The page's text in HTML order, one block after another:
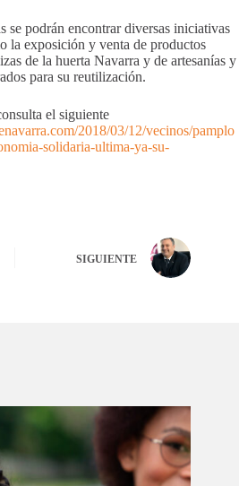
se podrán encontrar diversas iniciativas
la exposición y venta de productos
de la huerta Navarra y de artesanías y
para su reutilización.
el siguiente
2018/03/12/vecinos/pamplo
solidaria-ultima-ya-su-
SIGUIENTE